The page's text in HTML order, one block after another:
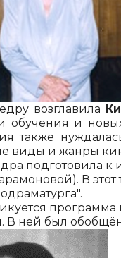
возглавила
обучения и
также
виды и жанры
подготовила
В
В ней был